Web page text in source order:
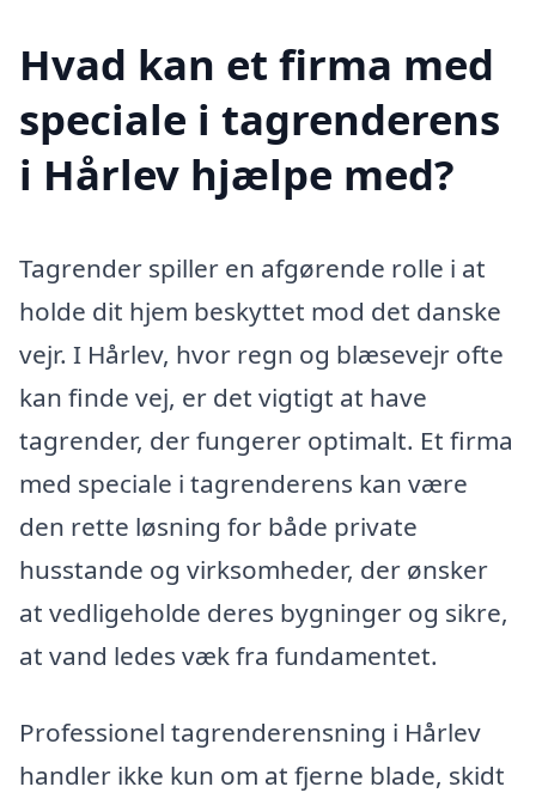
Hvad kan et firma med
speciale i tagrenderens
i Hårlev hjælpe med?
Tagrender spiller en afgørende rolle i at
holde dit hjem beskyttet mod det danske
vejr. I Hårlev, hvor regn og blæsevejr ofte
kan finde vej, er det vigtigt at have
tagrender, der fungerer optimalt. Et firma
med speciale i tagrenderens kan være
den rette løsning for både private
husstande og virksomheder, der ønsker
at vedligeholde deres bygninger og sikre,
at vand ledes væk fra fundamentet.
Professionel tagrenderensning i Hårlev
handler ikke kun om at fjerne blade, skidt